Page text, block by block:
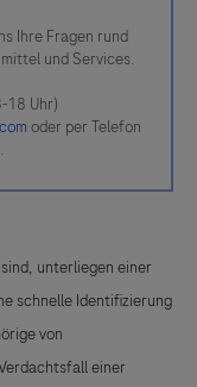
Ihre Fragen rund
und Services.
18 Uhr)
oder per Telefon
unterliegen einer
schnelle Identifizierung
von
einer